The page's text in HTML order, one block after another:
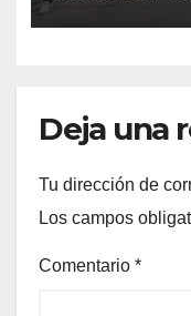
Deja una
Tu dirección de
Los campos
Comentario *